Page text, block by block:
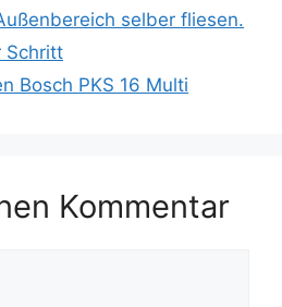
selber fliesen.
Schritt
Bosch PKS 16 Multi
Kommentar